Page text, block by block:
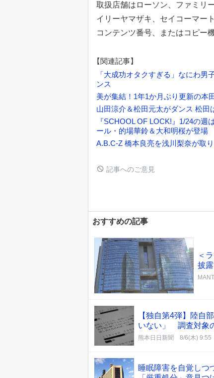
取扱店舗はローソン、ファミリ
イリーヤマザキ、セイコーマー
コンテンツ番号、またはコピー
【関連記事】
「大成功オタクすぎる」なにわ
ンス
美が集結！1年1か月ぶり更新の本
山田涼介＆松田元太がダンス 松田
『SCHOOL OF LOCK!』1/24の
ール・的場華鈴＆大和明桜が登場
A.B.C-Z 橋本良亮を浅川梨奈が取
記事へのご意見
おすすめの記事
＜
披
【独自第4弾】陸自
いない」 調査対象
熊本日日新聞 8/6(木) 9:55
睡眠障害を自覚しつ